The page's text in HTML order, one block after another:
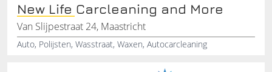
New Life Carcleaning and More
Van Slijpestraat 24, Maastricht
Auto, Polijsten, Wasstraat, Waxen, Autocarcleaning